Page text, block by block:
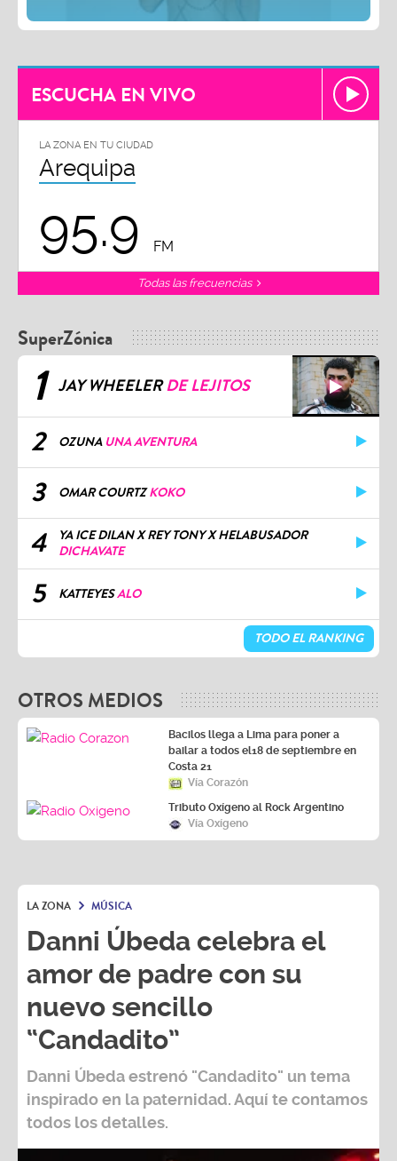
ESCUCHA EN VIVO
LA ZONA EN TU CIUDAD
Arequipa
95.9 FM
Todas las frecuencias
SuperZónica
1 JAY WHEELERDE LEJITOS
2 OZUNA UNA AVENTURA
3 OMAR COURTZKOKO
4
YA ICE DILAN X REY TONY X HELABUSADOR
DICHAVATE
5 KATTEYESALO
TODO EL RANKING
OTROS MEDIOS
Bacilos llega a Lima para poner a
bailar a todos el18 de septiembre en
Costa 21
Vía Corazón
Tributo Oxígeno al Rock Argentino
Vía Oxígeno
LA ZONA MÚSICA
Danni Úbeda celebra el
amor de padre con su
nuevo sencillo
“Candadito”
Danni Úbedaestrenó "Candadito" un tema
inspirado en la paternidad. Aquí te contamos
todos los detalles.